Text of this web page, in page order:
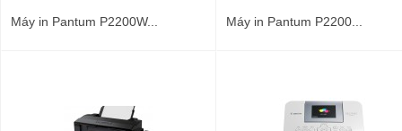
Máy in Pantum P2200W... Máy in Pantum P2200...